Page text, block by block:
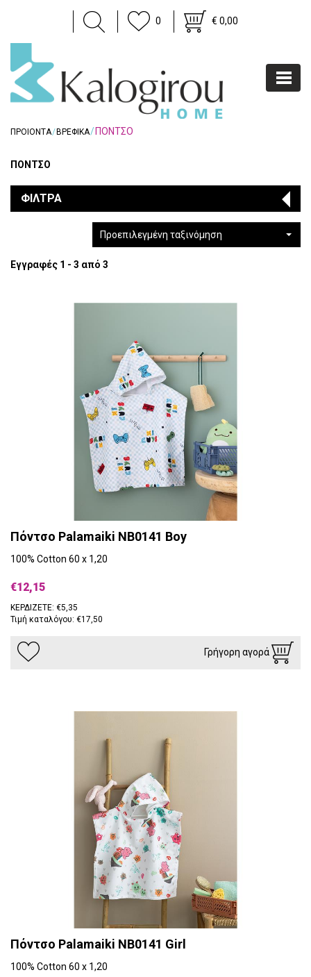
0 € 0,00
ΠΡΟΙΟΝΤΑ ΒΡΕΦΙΚΑ ΠΟΝΤΣΟ
ΠΟΝΤΣΟ
ΦΙΛΤΡΑ
Προεπιλεγμένη ταξινόμηση
Εγγραφές 1 - 3 από 3
Πόντσο Palamaiki NB0141 Boy
100% Cotton 60 x 1,20
€12,15
ΚΕΡΔΙΖΕΤΕ: €5,35
Τιμή καταλόγου: €17,50
Γρήγορη αγορά
Πόντσο Palamaiki NB0141 Girl
100% Cotton 60 x 1,20